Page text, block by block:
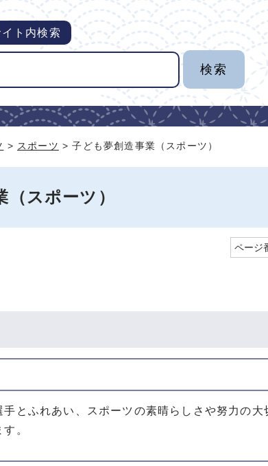
イト内検索
> スポーツ > 子ども夢創造事業（スポーツ）
スポーツ）
ページ
とふれあい、スポーツの素晴らしさや努力の
。